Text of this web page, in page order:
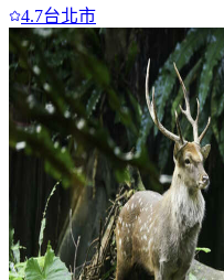
4.7台北市